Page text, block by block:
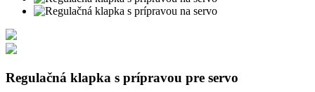
Regulačná klapka s prípravou pre servo